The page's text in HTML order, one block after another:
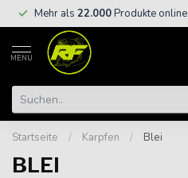
Mehr als 22.000Produkte online
MENU
Startseite / Karpfen / Blei
BLEI